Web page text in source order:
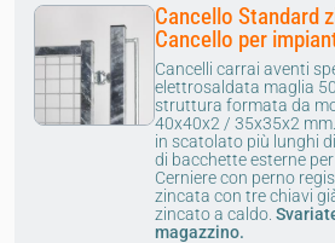
Cancello Standard
Cancello per
Cancelli carrai aventi
elettrosaldata maglia
struttura formata da
40x40x2 / 35x35x2
in scatolato più lunghi
di bacchette esterne
Cerniere con perno
zincata con tre chiavi
zincato a caldo.
magazzino.